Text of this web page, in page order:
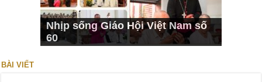
Nhịp sống Giáo Hội Việt Nam số
60
BÀI VIẾT